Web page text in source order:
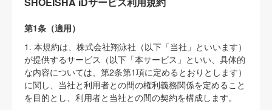
第1条（適用）
1. 本規約は、株式会社翔泳社（以下「当社」といいます）
が提供するサービス（以下「本サービス」といい、具体的
な内容については、第2条第1項に定めるとおりとします）
に関し、当社と利用者との間の権利義務関係を定めること
を目的とし、利用者と当社との間の契約を構成します。